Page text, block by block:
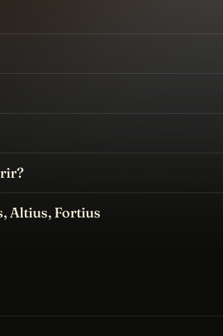
Altius, Fortius